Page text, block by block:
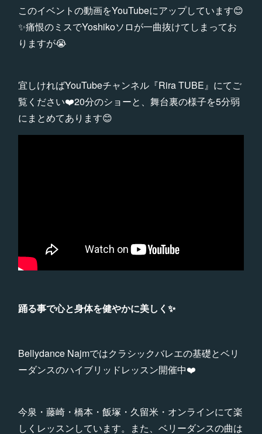
このイベントの動画をYouTubeにアップしています😊
✨痛恨のミスでYoshikoソロが一曲抜けてしまってお
りますが😭
宜しければYouTubeチャンネル『Rira TUBE』にてご
覧ください❤️20分のショーと、舞台裏の様子を5分弱
にまとめてあります😊
踊る事で心と身体を健やかに美しく✨
Bellydance Najmではクラシックバレエの基礎とベリ
ーダンスのハイブリッドレッスン開催中❤️
今泉・藤崎・橋本・飯塚・久留米・オンラインにて楽
しくレッスンしています。また、ベリーダンスの曲は